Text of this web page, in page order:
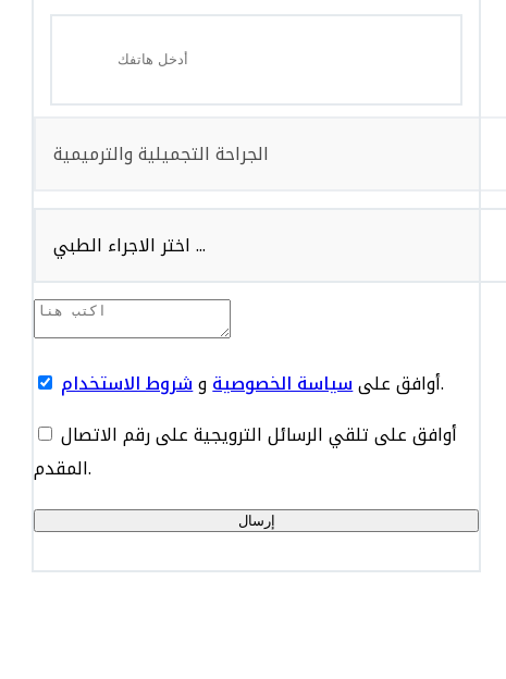
الجراحة التجميلية والترميمية
اختر الاجراء الطبي ...
أوافق علىسياسة الخصوصيةوشروط الاستخدام
.
أوافق على تلقي الرسائل الترويجية على رقم الاتصال
المقدم.
إرسال